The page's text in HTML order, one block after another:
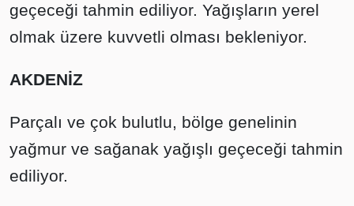
geçeceği tahmin ediliyor. Yağışların yerel
olmak üzere kuvvetli olması bekleniyor.
AKDENİZ
Parçalı ve çok bulutlu, bölge genelinin
yağmur ve sağanak yağışlı geçeceği tahmin
ediliyor.